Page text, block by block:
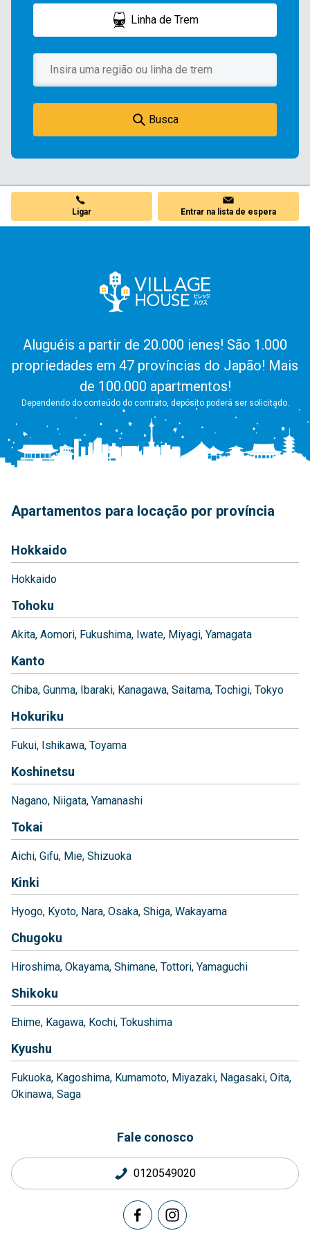
Linha de Trem
Busca
Ligar Entrar na lista de espera
Aluguéis a partir de 20.000 ienes! São 1.000
propriedades em 47 províncias do Japão! Mais
de 100.000 apartmentos!
Dependendo do conteúdo do contrato, depósito poderá ser solicitado.
Apartamentos para locação por província
Hokkaido
Hokkaido
Tohoku
Akita Aomori Fukushima Iwate Miyagi Yamagata
Kanto
Chiba Gunma Ibaraki Kanagawa Saitama Tochigi Tokyo
Hokuriku
Fukui Ishikawa Toyama
Koshinetsu
Nagano Niigata Yamanashi
Tokai
Aichi Gifu Mie Shizuoka
Kinki
Hyogo Kyoto Nara Osaka Shiga Wakayama
Chugoku
Hiroshima Okayama Shimane Tottori Yamaguchi
Shikoku
Ehime Kagawa Kochi Tokushima
Kyushu
Fukuoka Kagoshima Kumamoto Miyazaki Nagasaki Oita
Okinawa Saga
Fale conosco
0120549020